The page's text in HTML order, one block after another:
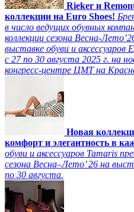
Rieker и
коллекции на Euro Shoes!
в число ведущих обувных
коллекции сезона Весна-
выставке обуви и
c 27 по 30 августа 2025 г. на
конгресс-центре ЦМТ на
Новая
комфорт и элегантность в
обуви и аксессуаров Tamaris
сезона Весна–Лето’ 26 на
по 30 августа.